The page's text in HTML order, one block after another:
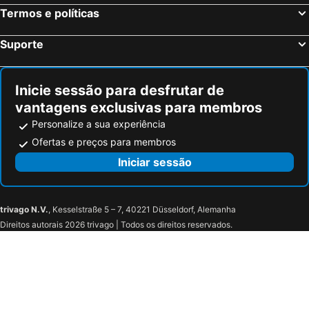
Ozmen Hotel
Tema 242 Hotel
Termos e políticas
Suporte
Inicie sessão para desfrutar de
vantagens exclusivas para membros
Personalize a sua experiência
Ofertas e preços para membros
Iniciar sessão
trivago N.V., Kesselstraße 5 – 7, 40221 Düsseldorf, Alemanha
Direitos autorais 2026 trivago | Todos os direitos reservados.